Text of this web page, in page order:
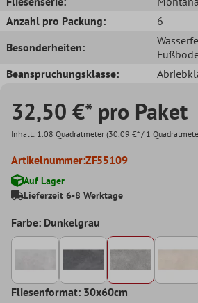
Anzahl pro Packung:
6
Besonderheiten:
Beanspruchungsklasse:
32,50 €* pro Paket
Inhalt: 1.08 Quadratmeter (30,09 €* / 1
Artikelnummer:ZF55109
Auf Lager
Lieferzeit 6-8 Werktage
Farbe: Dunkelgrau
Fliesenformat: 30x60cm